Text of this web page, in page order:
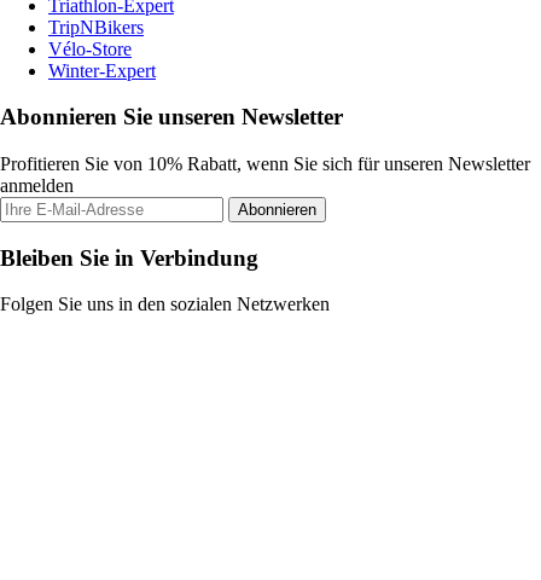
Triathlon-Expert
TripNBikers
Vélo-Store
Winter-Expert
Abonnieren Sie unseren Newsletter
Profitieren Sie von 10% Rabatt, wenn Sie sich für unseren Newsletter
anmelden
Abonnieren
Bleiben Sie in Verbindung
Folgen Sie uns in den sozialen Netzwerken